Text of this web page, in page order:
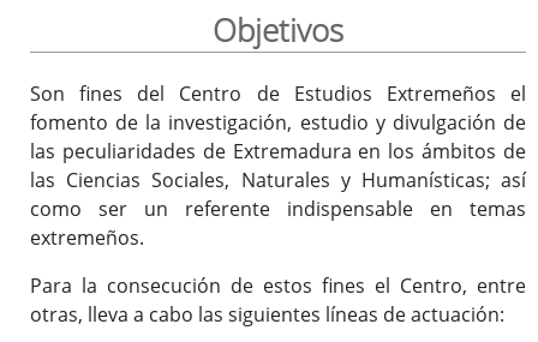
Objetivos
Servicios
Colecciones
Publicaciones del CEEX
Enlaces de interés
Donaciones
Catálogo del Centro de Estudios Extremeños
Objetivos
Son fines del Centro de Estudios Extremeños el
fomento de la investigación, estudio y divulgación de
las peculiaridades de Extremadura en los ámbitos de
las Ciencias Sociales, Naturales y Humanísticas; así
como ser un referente indispensable en temas
extremeños.
Para la consecución de estos fines el Centro, entre
otras, lleva a cabo las siguientes líneas de actuación: